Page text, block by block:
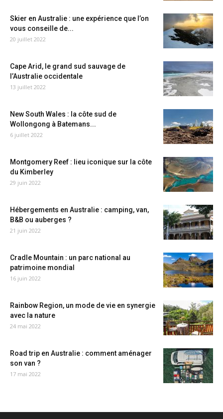
Skier en Australie : une expérience que l’on
vous conseille de...
20 juillet 2022
Cape Arid, le grand sud sauvage de
l’Australie occidentale
13 juillet 2022
New South Wales : la côte sud de
Wollongong à Batemans...
6 juillet 2022
Montgomery Reef : lieu iconique sur la côte
du Kimberley
29 juin 2022
Hébergements en Australie : camping, van,
B&B ou auberges ?
21 juin 2022
Cradle Mountain : un parc national au
patrimoine mondial
16 juin 2022
Rainbow Region, un mode de vie en synergie
avec la nature
24 mai 2022
Road trip en Australie : comment aménager
son van ?
17 mai 2022